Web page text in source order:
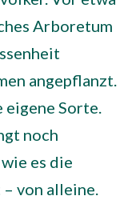
Arboretum
angepflanzt.
eigene Sorte.
noch
es die
von alleine.